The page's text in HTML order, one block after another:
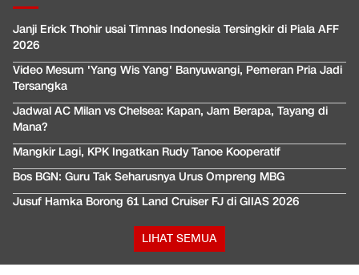
Janji Erick Thohir usai Timnas Indonesia Tersingkir di Piala AFF
2026
Video Mesum 'Yang Wis Yang' Banyuwangi, Pemeran Pria Jadi
Tersangka
Jadwal AC Milan vs Chelsea: Kapan, Jam Berapa, Tayang di
Mana?
Mangkir Lagi, KPK Ingatkan Rudy Tanoe Kooperatif
Bos BGN: Guru Tak Seharusnya Urus Ompreng MBG
Jusuf Hamka Borong 61 Land Cruiser FJ di GIIAS 2026
LIHAT SEMUA